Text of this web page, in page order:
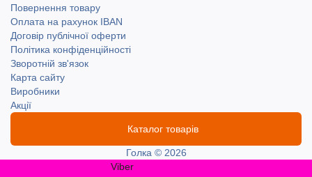
Повернення товару
Оплата на рахунок IBAN
Договір публічної оферти
Політика конфіденційності
Зворотній зв'язок
Карта сайту
Виробники
Акції
Каталог товарів
Голка © 2026
Viber